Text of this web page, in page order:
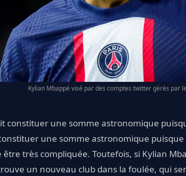
Kylian Mbappé visé par des comptes twitter gérés par
constituer une somme astronomique
une somme astronomique puisque
être très compliquée. Toutefois, si Kylian
un nouveau club dans la foulée, qui